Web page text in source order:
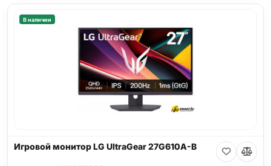
В наличии
Игровой монитор LG UltraGear 27G610A-B